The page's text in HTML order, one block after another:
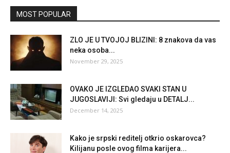
MOST POPULAR
ZLO JE U TVOJOJ BLIZINI: 8 znakova da vas
neka osoba...
November 29, 2025
OVAKO JE IZGLEDAO SVAKI STAN U
JUGOSLAVIJI: Svi gledaju u DETALJ...
December 14, 2025
Kako je srpski reditelj otkrio oskarovca?
Kilijanu posle ovog filma karijera...